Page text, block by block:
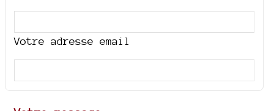
Votre adresse email